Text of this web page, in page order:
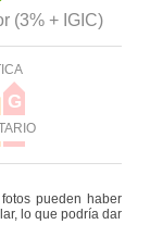
(3% + IGIC)
G
pueden haber
lo que podría dar